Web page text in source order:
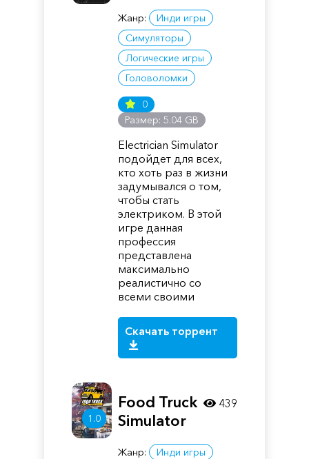
Жанр:
Инди игры
Симуляторы
Логические игры
Головоломки
0
Размер: 5.04 GB
Electrician Simulator
подойдет для всех,
кто хоть раз в жизни
задумывался о том,
чтобы стать
электриком. В этой
игре данная
профессия
представлена
максимально
реалистично со
всеми своими
Скачать торрент
1.0
Food Truck
Simulator
Жанр:
Инди игры
439